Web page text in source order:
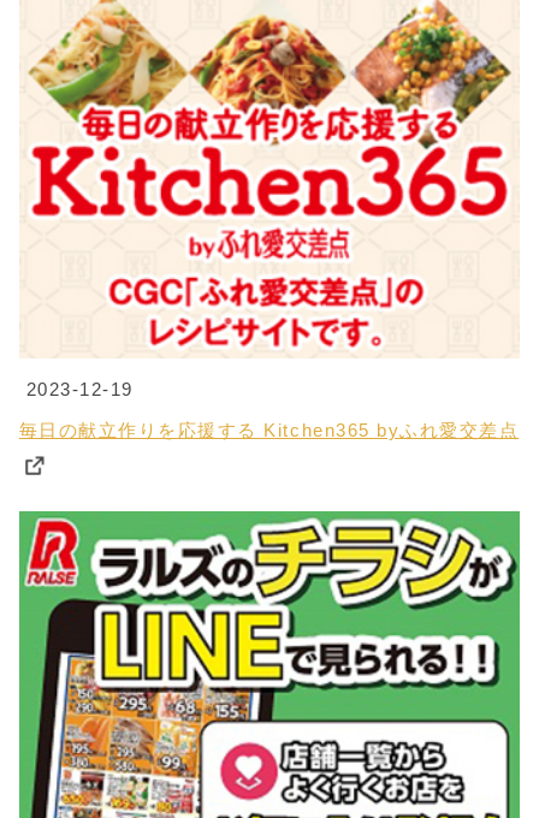
2023-12-19
毎日の献立作りを応援する Kitchen365 byふれ愛交差点